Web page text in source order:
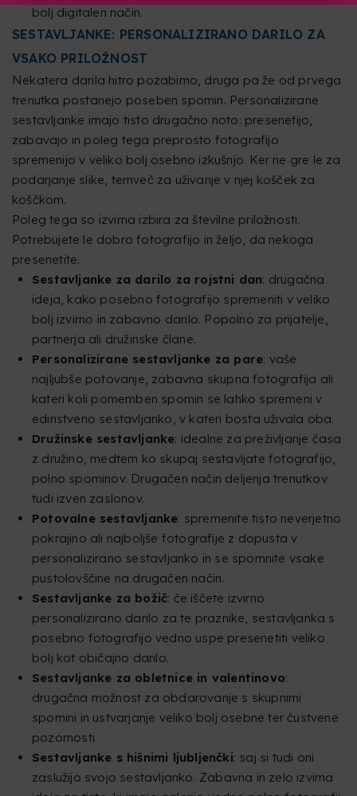
bolj digitalen način.
SESTAVLJANKE: PERSONALIZIRANO DARILO ZA
VSAKO PRILOŽNOST
Nekatera darila hitro pozabimo, druga pa že od prvega
trenutka postanejo poseben spomin. Personalizirane
sestavljanke imajo tisto drugačno noto: presenetijo,
zabavajo in poleg tega preprosto fotografijo
spremenijo v veliko bolj osebno izkušnjo. Ker ne gre le za
podarjanje slike, temveč za uživanje v njej košček za
koščkom.
Poleg tega so izvirna izbira za številne priložnosti.
Potrebujete le dobro fotografijo in željo, da nekoga
presenetite.
Sestavljanke za darilo za rojstni dan: drugačna
ideja, kako posebno fotografijo spremeniti v veliko
bolj izvirno in zabavno darilo. Popolno za prijatelje,
partnerja ali družinske člane.
Personalizirane sestavljanke za pare: vaše
najljubše potovanje, zabavna skupna fotografija ali
kateri koli pomemben spomin se lahko spremeni v
edinstveno sestavljanko, v kateri bosta uživala oba.
Družinske sestavljanke: idealne za preživljanje časa
z družino, medtem ko skupaj sestavljate fotografijo,
polno spominov. Drugačen način deljenja trenutkov
tudi izven zaslonov.
Potovalne sestavljanke: spremenite tisto neverjetno
pokrajino ali najboljše fotografije z dopusta v
personalizirano sestavljanko in se spomnite vsake
pustolovščine na drugačen način.
Sestavljanke za božič: če iščete izvirno
personalizirano darilo za te praznike, sestavljanka s
posebno fotografijo vedno uspe presenetiti veliko
bolj kot običajno darilo.
Sestavljanke za obletnice in valentinovo:
drugačna možnost za obdarovanje s skupnimi
spomini in ustvarjanje veliko bolj osebne ter čustvene
pozornosti.
Sestavljanke s hišnimi ljubljenčki: saj si tudi oni
zaslužijo svojo sestavljanko. Zabavna in zelo izvirna